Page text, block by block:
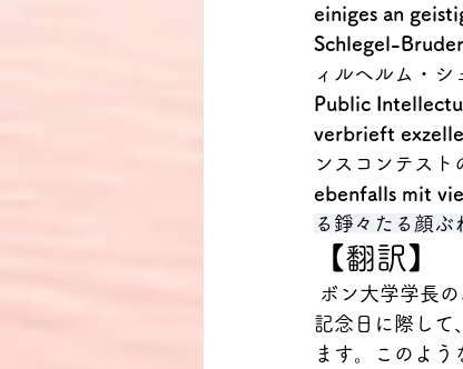
einiges an
Schlegel-
ィルヘルム・シ
Public
verbrieft
ンスコンテスト
ebenfalls mit
る錚々たる顔ぶ
【翻訳】
記念日に際して
ます。このよ